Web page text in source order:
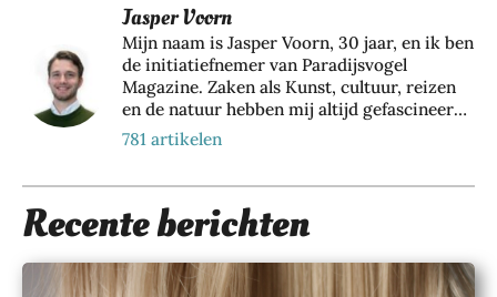
Jasper Voorn
Mijn naam is Jasper Voorn, 30 jaar, en ik ben
de initiatiefnemer van Paradijsvogel
Magazine. Zaken als Kunst, cultuur, reizen
en de natuur hebben mij altijd gefascineerd.
Vanuit een passie voor bovenstaande zaken
ben ik dan ook Paradijsvogels Magazine
en eigenaar van Web Wings BV, samen met
een groeiend team van 35+ collega’s,
dagelijks bezig met het realiseren van online
marketing resultaten voor meer dan 200
781 artikelen
Recente berichten